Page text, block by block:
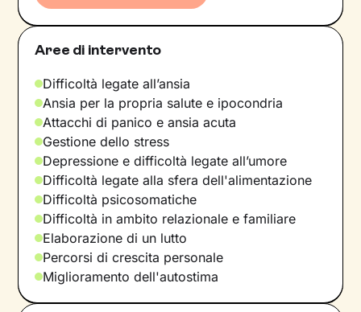
Aree di intervento
Difficoltà legate all’ansia
Ansia per la propria salute e ipocondria
Attacchi di panico e ansia acuta
Gestione dello stress
Depressione e difficoltà legate all’umore
Difficoltà legate alla sfera dell'alimentazione
Difficoltà psicosomatiche
Difficoltà in ambito relazionale e familiare
Elaborazione di un lutto
Percorsi di crescita personale
Miglioramento dell'autostima